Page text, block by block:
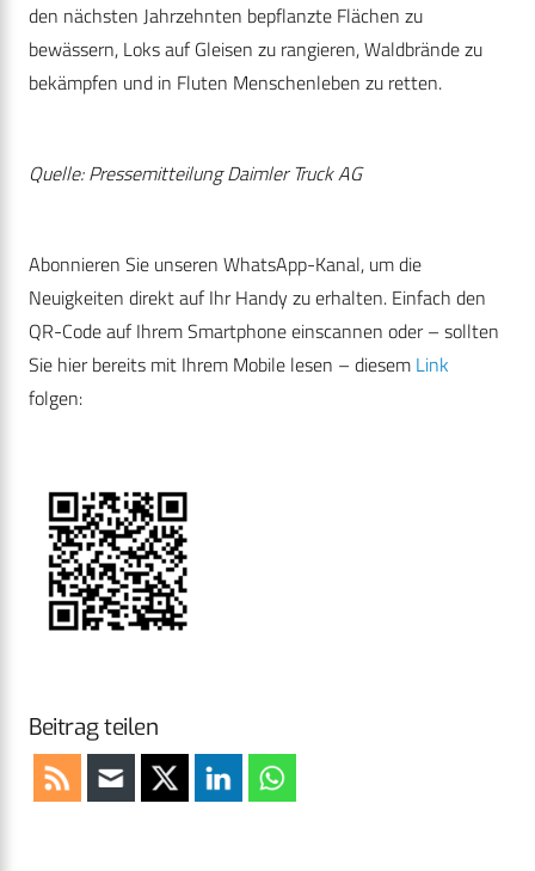
den nächsten Jahrzehnten bepflanzte Flächen zu
bewässern, Loks auf Gleisen zu rangieren, Waldbrände zu
bekämpfen und in Fluten Menschenleben zu retten.
Quelle: Pressemitteilung Daimler Truck AG
Abonnieren Sie unseren WhatsApp-Kanal, um die
Neuigkeiten direkt auf Ihr Handy zu erhalten. Einfach den
QR-Code auf Ihrem Smartphone einscannen oder – sollten
Sie hier bereits mit Ihrem Mobile lesen – diesem Link
folgen:
Beitrag teilen